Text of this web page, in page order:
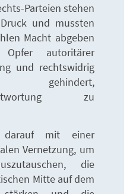
Parteien stehen
und mussten
Macht abgeben
autoritärer
und rechtswidrig
zu
darauf mit einer
Vernetzung, um
die
Mitte auf dem